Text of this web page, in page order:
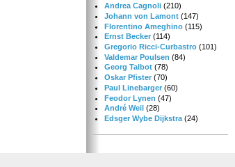
Andrea Cagnoli (210)
Johann von Lamont (147)
Florentino Ameghino (115)
Ernst Becker (114)
Gregorio Ricci-Curbastro (101)
Valdemar Poulsen (84)
Georg Talbot (78)
Oskar Pfister (70)
Paul Linebarger (60)
Feodor Lynen (47)
André Weil (28)
Edsger Wybe Dijkstra (24)